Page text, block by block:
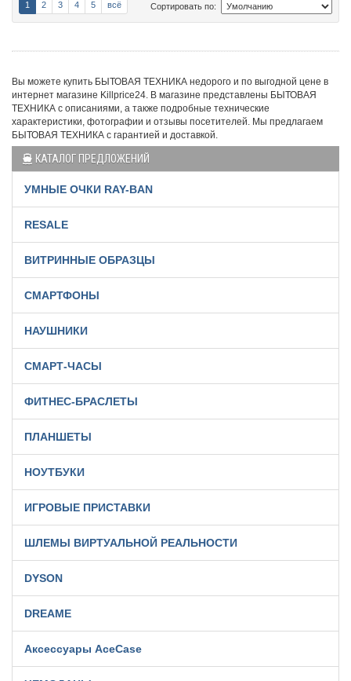
Сортировать по:
1 2 3 4 5 всё
Вы можете купить БЫТОВАЯ ТЕХНИКА недорого и по выгодной цене в
интернет магазине Killprice24. В магазине представлены БЫТОВАЯ
ТЕХНИКА с описаниями, а также подробные технические
характеристики, фотографии и отзывы посетителей. Мы предлагаем
БЫТОВАЯ ТЕХНИКА с гарантией и доставкой.
КАТАЛОГ ПРЕДЛОЖЕНИЙ
УМНЫЕ ОЧКИ RAY-BAN
RESALE
ВИТРИННЫЕ ОБРАЗЦЫ
СМАРТФОНЫ
НАУШНИКИ
СМАРТ-ЧАСЫ
ФИТНЕС-БРАСЛЕТЫ
ПЛАНШЕТЫ
НОУТБУКИ
ИГРОВЫЕ ПРИСТАВКИ
ШЛЕМЫ ВИРТУАЛЬНОЙ РЕАЛЬНОСТИ
DYSON
DREAME
Аксессуары AceCase